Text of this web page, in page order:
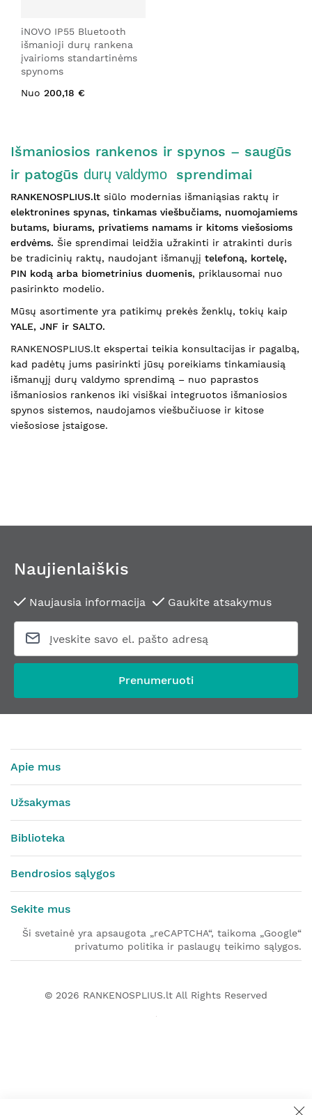
iNOVO IP55 Bluetooth
išmanioji durų rankena
įvairioms standartinėms
spynoms
Nuo 200,18 €
Išmaniosios rankenos ir spynos – saugūs
ir patogūs durų valdymo sprendimai
RANKENOSPLIUS.lt siūlo modernias išmaniąsias raktų ir
elektronines spynas, tinkamas viešbučiams, nuomojamiems
butams, biurams, privatiems namams ir kitoms viešosioms
erdvėms. Šie sprendimai leidžia užrakinti ir atrakinti duris
be tradicinių raktų, naudojant išmanųjį telefoną, kortelę,
PIN kodą arba biometrinius duomenis, priklausomai nuo
pasirinkto modelio.
Mūsų asortimente yra patikimų prekės ženklų, tokių kaip
YALE, JNF ir SALTO.
RANKENOSPLIUS.lt ekspertai teikia konsultacijas ir pagalbą,
kad padėtų jums pasirinkti jūsų poreikiams tinkamiausią
išmanųjį durų valdymo sprendimą – nuo paprastos
išmaniosios rankenos iki visiškai integruotos išmaniosios
spynos sistemos, naudojamos viešbučiuose ir kitose
viešosiose įstaigose.
Naujienlaiškis
Naujausia informacija Gaukite atsakymus
Prenumeruoti
Apie mus
Užsakymas
Biblioteka
Bendrosios sąlygos
Sekite mus
Ši svetainė yra apsaugota „reCAPTCHA“, taikoma „Google“
privatumo politika ir paslaugų teikimo sąlygos.
© 2026 RANKENOSPLIUS.lt All Rights Reserved